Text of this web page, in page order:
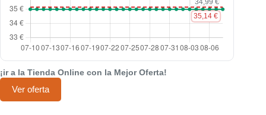
¡ir a la Tienda Online con la Mejor Oferta!
Ver oferta